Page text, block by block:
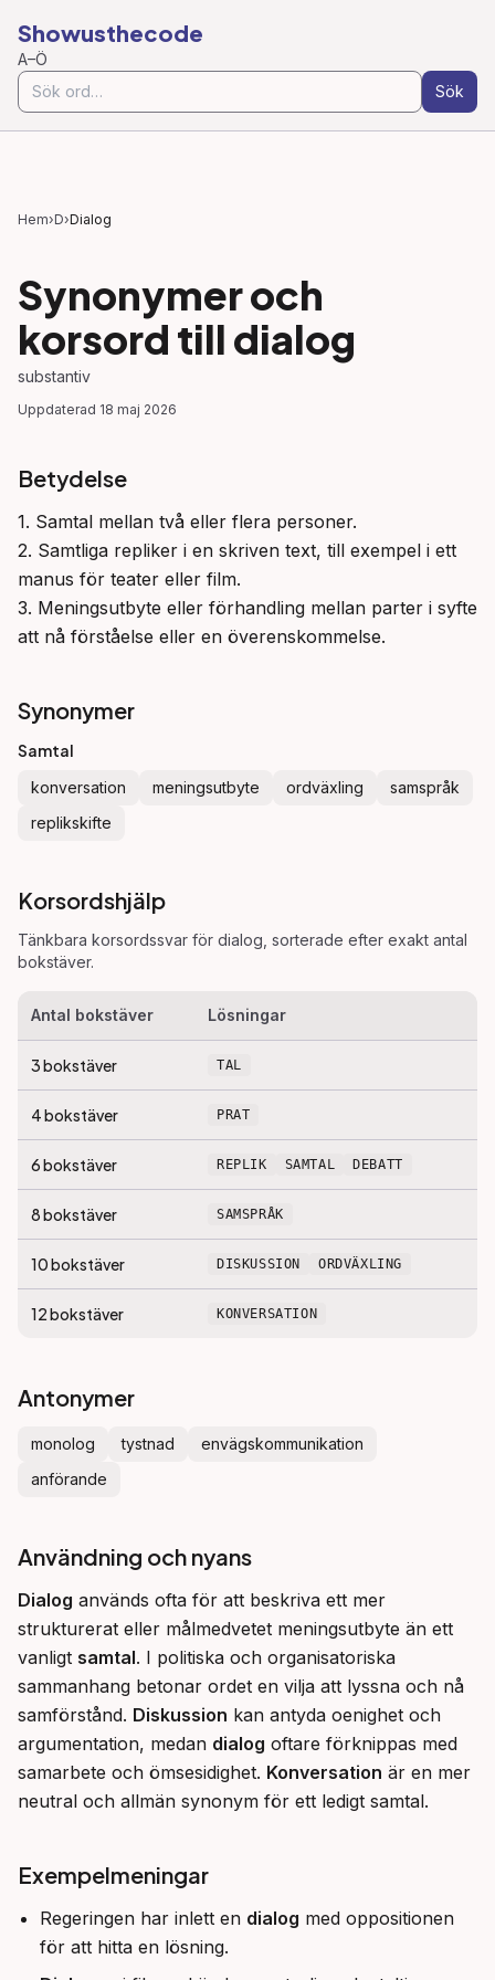
Showusthecode
A–Ö
Sök
Hem›D›Dialog
Synonymer och
korsord till dialog
substantiv
Uppdaterad 18 maj 2026
Betydelse
1. Samtal mellan två eller flera personer.
2. Samtliga repliker i en skriven text, till exempel i ett
manus för teater eller film.
3. Meningsutbyte eller förhandling mellan parter i syfte
att nå förståelse eller en överenskommelse.
Synonymer
Samtal
konversation meningsutbyte ordväxling
samspråk
replikskifte
Korsordshjälp
Tänkbara korsordssvar för dialog , sorterade efter exakt antal
bokstäver.
Antal bokstäver Lösningar
3bokstäver TAL
4bokstäver PRAT
6bokstäver REPLIK SAMTAL DEBATT
8bokstäver SAMSPRÅK
10bokstäver DISKUSSION ORDVÄXLING
12bokstäver KONVERSATION
Antonymer
monolog tystnad
envägskommunikation
anförande
Användning och nyans
Dialog används ofta för att beskriva ett mer
strukturerat eller målmedvetet meningsutbyte än ett
vanligt samtal. I politiska och organisatoriska
sammanhang betonar ordet en vilja att lyssna och nå
samförstånd. Diskussion kan antyda oenighet och
argumentation, medan dialog oftare förknippas med
samarbete och ömsesidighet. Konversation är en mer
neutral och allmän synonym för ett ledigt samtal.
Exempelmeningar
Regeringen har inlett en dialog med oppositionen
för att hitta en lösning.